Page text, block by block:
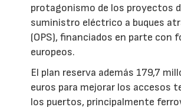
protagonismo de los proyectos
suministro eléctrico a buques
(OPS), financiados en parte con
europeos.
El plan reserva además 179,7
euros para mejorar los accesos
los puertos, principalmente